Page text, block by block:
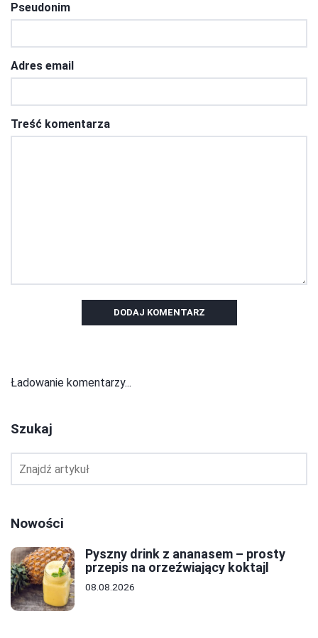
Pseudonim
Adres email
Treść komentarza
DODAJ KOMENTARZ
Ładowanie komentarzy...
Szukaj
Nowości
Pyszny drink z ananasem – prosty
przepis na orzeźwiający koktajl
08.08.2026